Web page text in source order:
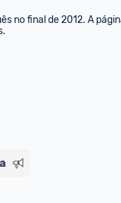
no final de 2012. A